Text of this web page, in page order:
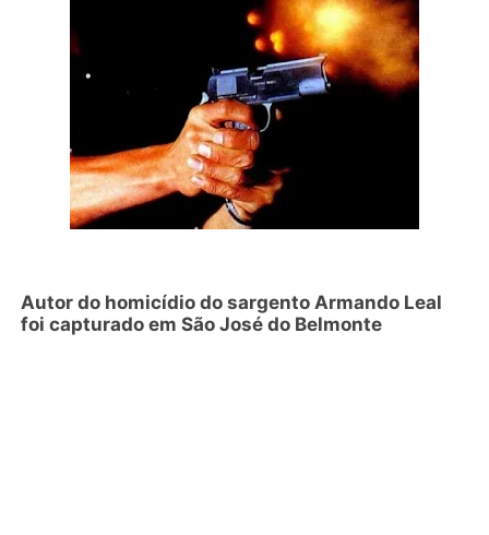
Autor do homicídio do sargento Armando Leal
foi capturado em São José do Belmonte